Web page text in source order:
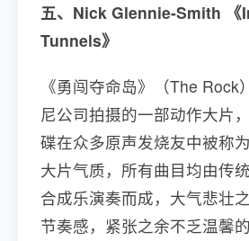
五、Nick Glennie-Smith 《
Tunnels》
《勇闯夺命岛》（The Rock
尼公司拍摄的一部动作大片
碟在众多原声发烧友中被称
大片气质，所有曲目均由传
合成乐演奏而成，大气悲壮
节奏感，紧张之余不乏温馨